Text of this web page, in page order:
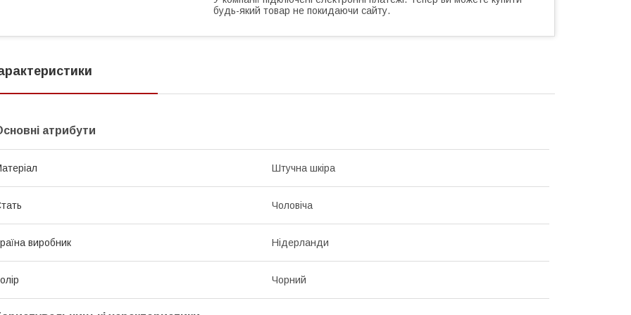
будь-який товар не покидаючи сайту.
атрибути
Штучна шкіра
Чоловіча
виробник Нідерланди
Чорний